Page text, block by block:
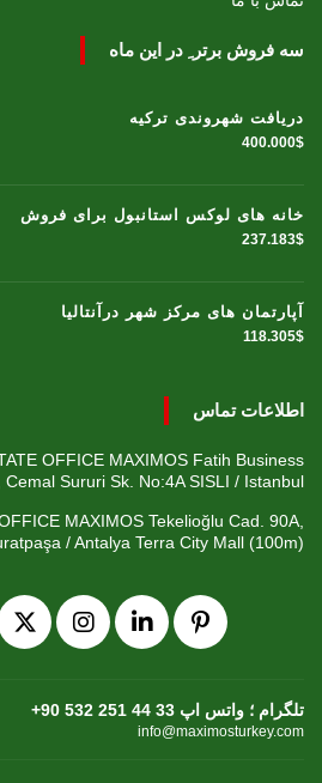
سه فروش برتر ِ در این ماه
دریافت شهروندی ترکیه
400.000$
خانه های لوکس استانبول برای فروش
237.183$
آپارتمان های مرکز شهر درآنتالیا
118.305$
اطلاعات تماس
OFFICE MAXIMOS Fatih Business
Cemal Sururi Sk. No:4A SISLI / Istanbul
MAXIMOS Tekelioğlu Cad. 90A,
/ Antalya Terra City Mall (100m)
+90 532 251 44 33 تلگرام ؛ واتس اپ
info@maximosturkey.com